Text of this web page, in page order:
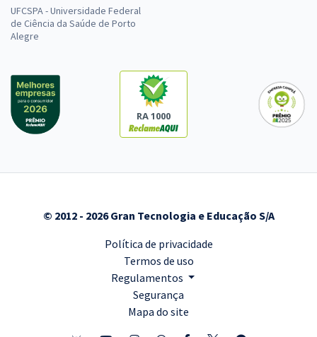
UFCSPA - Universidade Federal
de Ciência da Saúde de Porto
Alegre
RA 1000
© 2012 - 2026 Gran Tecnologia e Educação S/A
Política de privacidade
Termos de uso
Regulamentos
Segurança
Mapa do site